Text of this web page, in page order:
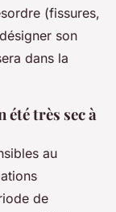
(fissures,
son
dans la
été très sec à
au
de